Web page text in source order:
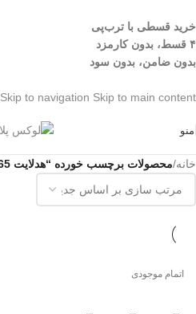
خرید قسطی با ترب‌پی
۴ قسط، بدون کارمزد
بدون ضامن، بدون سود
Skip to navigation Skip to main content
منو
خانه/محصولات برچسب خورده “هدلایت D65 برند MZM”
اتمام موجودی